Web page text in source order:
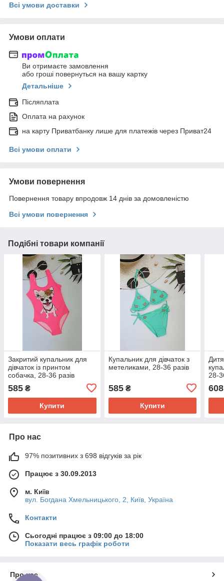
Всі умови доставки
Умови оплати
Ви отримаєте замовлення
або гроші повернуться на вашу картку
Детальніше
Післяплата
Оплата на рахунок
на карту Приватбанку лише для платежів через Приват24
Всі умови оплати
Умови повернення
Повернення товару впродовж 14 днів за домовленістю
Всі умови повернення
Подібні товари компанії
Закритий купальник для
дівчаток із принтом
собачка, 28-36 разів
585 ₴
Купити
Купальник для дівчаток з
метеликами, 28-36 разів
585₴
Купити
28-
608
Про нас
97% позитивних з 698 відгуків за рік
Працює з 30.09.2013
м. Київ
вул. Богдана Хмельницького, 2, Київ, Україна
Контакти
Сьогодні працює з 09:00 до 18:00
Показати весь графік роботи
Про нас